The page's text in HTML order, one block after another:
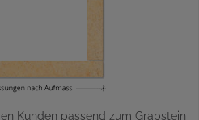
Kunden passend zum Grabstein